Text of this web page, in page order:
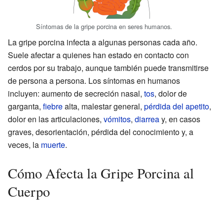
Síntomas de la gripe porcina en seres humanos.
La gripe porcina infecta a algunas personas cada año.
Suele afectar a quienes han estado en contacto con
cerdos por su trabajo, aunque también puede transmitirse
de persona a persona. Los síntomas en humanos
incluyen: aumento de secreción nasal, tos, dolor de
garganta, fiebrealta, malestar general, pérdida del apetito,
dolor en las articulaciones, vómitos, diarreay, en casos
graves, desorientación, pérdida del conocimiento y, a
veces, la muerte.
Cómo Afecta la Gripe Porcina al
Cuerpo